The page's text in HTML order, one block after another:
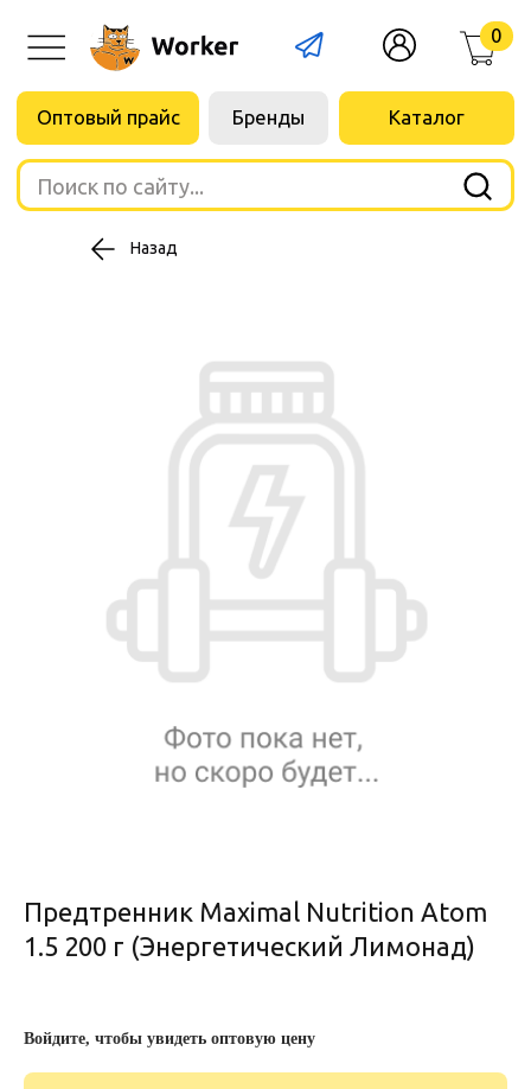
Поиск по сайту...
Назад
Предтренник Maximal Nutrition Atom
1.5 200 г (Энергетический Лимонад)
Войдите, чтобы увидеть оптовую цену